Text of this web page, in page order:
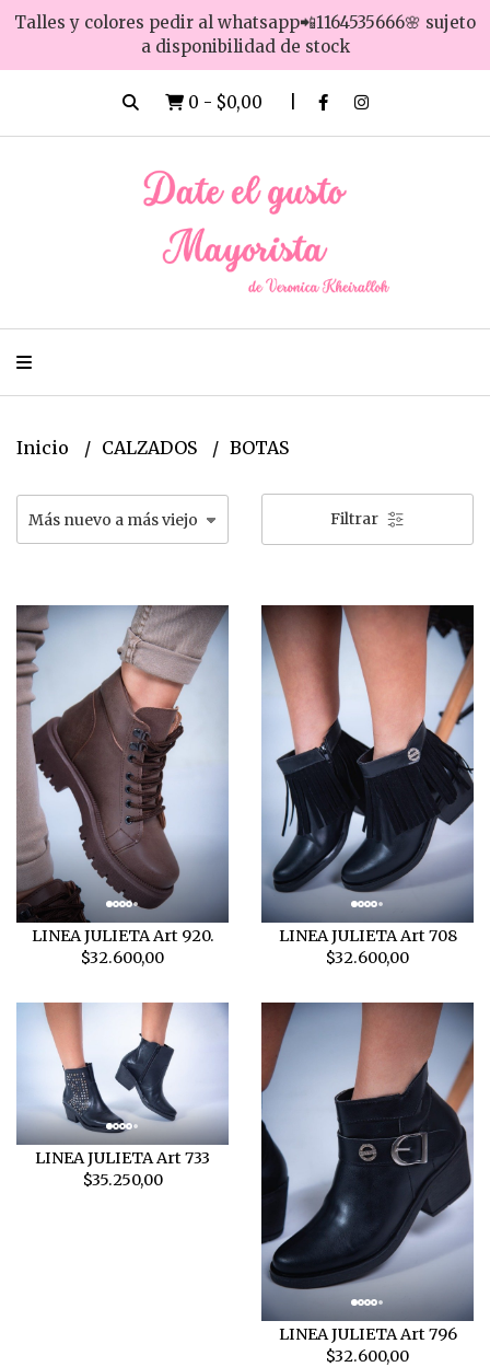
Talles y colores pedir al whatsapp📲1164535666🌸 sujeto
a disponibilidad de stock
0 - $0,00
Inicio CALZADOS BOTAS
Filtrar
LINEA JULIETA Art 920.
$32.600,00
LINEA JULIETA Art 708
$32.600,00
LINEA JULIETA Art 733
$35.250,00
LINEA JULIETA Art 796
$32.600,00